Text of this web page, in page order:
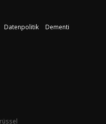
Datenpolitik
Dementi